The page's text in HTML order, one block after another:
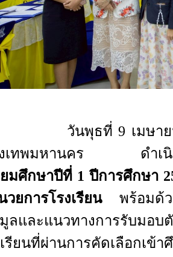
พุธที่ 9 เมษายน พ.ศ.
เทพมหานคร ดำเนิน
มศึกษาปีที่ 1 ปีการศึกษา
วยการโรงเรียน พร้อมด้
ลและแนวทางการรับมอบ
รียนที่ผ่านการคัดเลือกเ